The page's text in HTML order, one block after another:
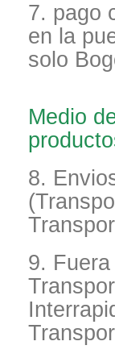
7. pago
en la
solo
Medio
8.
9.